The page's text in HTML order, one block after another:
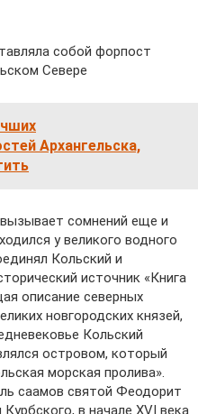
собой форпост
Севере
Архангельска,
сомнений еще и
у великого водного
Кольский и
источник «Книга
описание северных
новгородских князей,
Кольский
островом, который
морская пролива».
саамов святой Феодорит
в начале XVI века